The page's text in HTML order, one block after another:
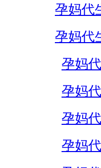
孕妈代
孕妈代
孕妈
孕妈
孕妈
孕妈